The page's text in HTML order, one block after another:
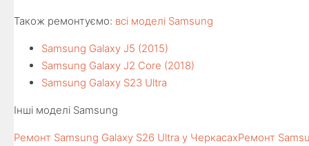
Також ремонтуємо: всі моделі Samsung
Samsung Galaxy J5 (2015)
Samsung Galaxy J2 Core (2018)
Samsung Galaxy S23 Ultra
Інші моделі Samsung
Ремонт Samsung Galaxy S26 Ultra у ЧеркасахРемонт